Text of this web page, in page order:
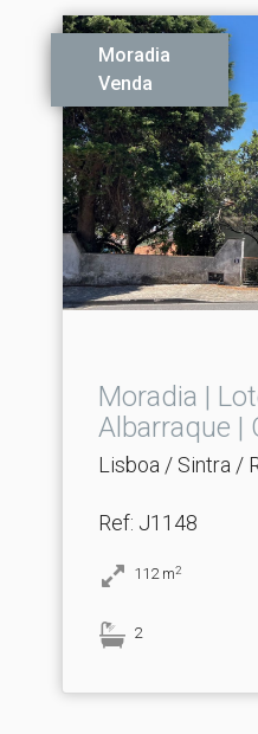
Moradia
Venda
Moradia |
Albarraque |
Lisboa / Sintra /
Ref: J1148
112 m2
2